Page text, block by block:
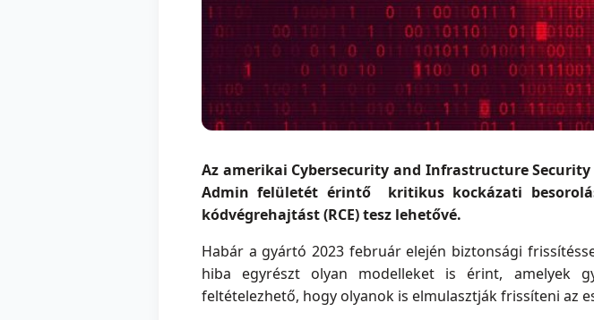
Az amerikai Cybersecurity and Infrastructure
Admin felületét érintő kritikus kockázati
kódvégrehajtást (RCE) tesz lehetővé.
Habár a gyártó 2023 február elején biztonsági
hiba egyrészt olyan modelleket is érint, amelyek
feltételezhető, hogy olyanok is elmulasztják frissíteni az